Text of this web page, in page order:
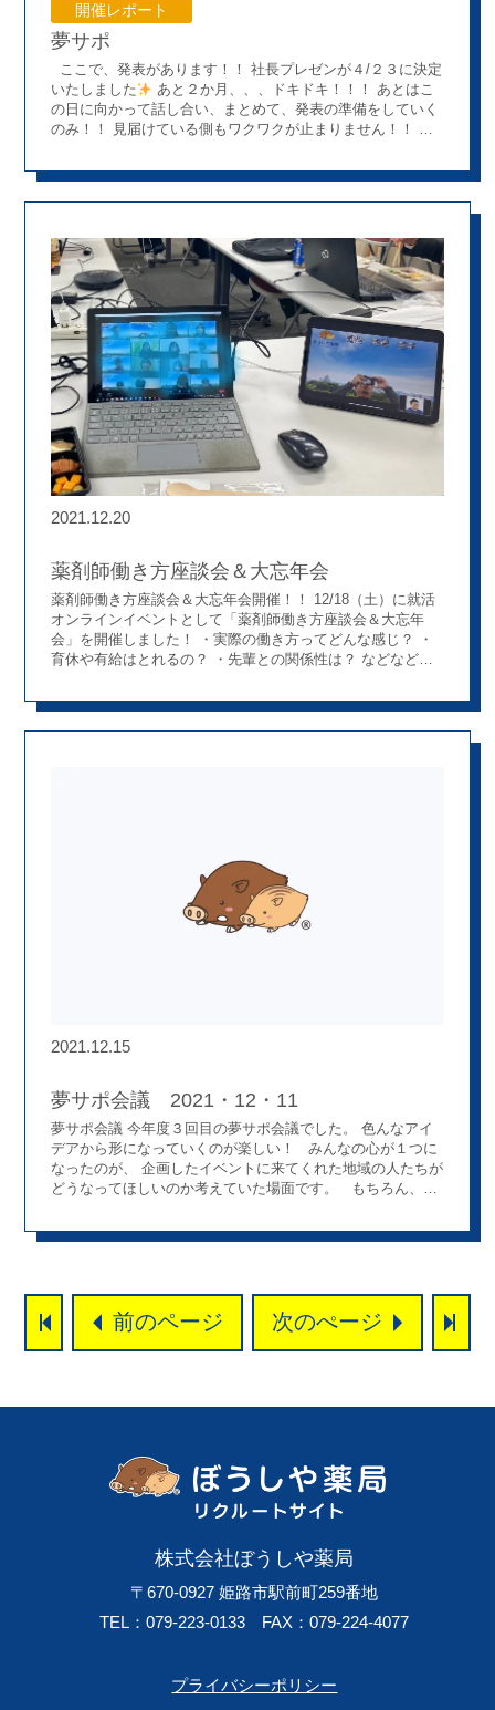
生からは「うちの病院こんな感じ」というように情報交換が
されていました。 また、地元での実習ということもあり、実
習の期が被っていない学生同士でも 「中学校が一緒でし
た！」 「塾が一緒でした！」 など懐かしい再会で盛り上が
っていました ！！ これこれ～(´艸｀*) オンラインの座談会で
はこれがなかなかできなかったのでリアル開催のメリットを
感じました
もう一つの目的「実習生同士の交流」達成です
です！ 実習生さん意外ももちろん参加可能ですので、是非興
開催レポート
夢サポ
いたしました
あと２か月、、、ドキドキ！！！ あとはこ
の日に向かって話し合い、まとめて、発表の準備をしていく
のみ！！ 見届けている側もワクワクが止まりません！！ こ
いええいおー！！！ そして、２/１２(土)第４回夢サポ会議
るのか考えることが大切なり、少し難しい内容だったかもし
れませんが、 私は考えさせられた内容でした。 薬剤師が求
められることは、、、 ①予防 ②かかりつけ ③在宅医
療 全てにまんべなく貢献することは難しいと思うのですが、
自分ができることから、 まわりと力を合わせて、がんばって
いきましょう！！！ってことだと私は思いました。 そし
て、夢サポ会議では 予防で貢献できるのは、、、 健康な人
が健康なままにい続けるためには、自分たちに何ができるの
か？ ★話し合った内容 ・糖尿病の現状やデータはどういう
ものが必要なのか？ ・今回の企画をやることでの会社へのメ
リットとデメリット ・企画していく上でこれから必要なこと
・実際の内容 などなど (心に刺さった一言) 自分たちがや
りたいことも大事しないとダメですが、 実際参加してくれた
人のためになる企画なのか考えることも大事！！ →やりたい
ことがたくさん出てくるので見失ってしまいがちですが、 参
ていこうと思います！ ここからも企画内容の最終決定や社
見届けたいです！！！ 最後までお見逃しなく！！ 今回も記
事を読んでいただきありがとうございました。 たむ
2021.12.20
薬剤師働き方座談会＆大忘年会
薬剤師働き方座談会＆大忘年会開催！！ 12/18（土）に就活
オンラインイベントとして「薬剤師働き方座談会＆大忘年
会」を開催しました！ ・実際の働き方ってどんな感じ？ ・
育休や有給はとれるの？ ・先輩との関係性は？ などなど普
薬剤師の声を生で聴ける座談会形式のオンラインイベントで
しません(^_^)b友達とワイワイ話し合ってみてください！！
～薬剤師働き方座談会～ ZOOMの各ルームにテーマに合った
薬剤師が待機しており、参加者は話を聴いてみたい薬剤師が
いるルームに参加します♪ 3ターン行ったのでいろんな薬剤師
の話を聴くことができます。 ・メンターメンティー ・同期
こともなく貴重な生の声を参加者の方のお届けできまし
た！！ それぞれのルームを覗いてみると参加者の方からの質
たと思います！！ 就活生の就職後のビジョンを描く手助けが
さぁ！ここからは楽しく各自食事をとりながら大忘年会！！
一部ではここからが本番だという声も聞こえてくるように思
いますが…
今回は「nonpi foodbox」という参加者の各家
に食事、飲み物が届く仕組みを使ってみんなでパソコンの前
た↓ 終始ぼうしや薬局の空気感が伝わるようなイベントに
なったと思います＼(^O^)／ 楽しみながら薬剤師のリアルに
触れてもらって将来をイメージしてもらうイベントになって
いれば幸いです
2021.12.15
夢サポ会議 2021・12・11
夢サポ会議 今年度３回目の夢サポ会議でした。 色んなアイ
デアから形になっていくのが楽しい！ みんなの心が１つに
なったのが、 企画したイベントに来てくれた地域の人たちが
どうなってほしいのか考えていた場面です。 もちろん、自
しくて、来てよかったとお土産に 家族に話してくれるような
か、忙しい時間のなか 参加学生さんには最後まで楽しい気持
ちを忘れず、 一緒に乗り切っていきたいと思います！ 皆さ
まも最後まで見届けてください！よろしくお願いします！
前のページ 次のぺージ
株式会社ぼうしや薬局
〒670-0927 姫路市駅前町259番地
TEL：079-223-0133 FAX：079-224-4077
プライバシーポリシー